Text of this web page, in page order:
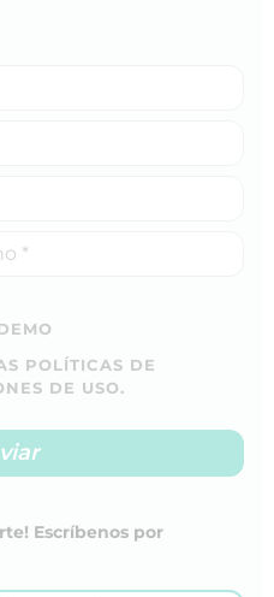
POLÍTICAS DE
DE USO.
Escríbenos por